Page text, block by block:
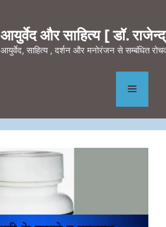
आयुर्वेद और साहित्य [ डॉ.
आयुर्वेद, साहित्य , दर्शन और मनोरंजन से सम्बंधित
Menu